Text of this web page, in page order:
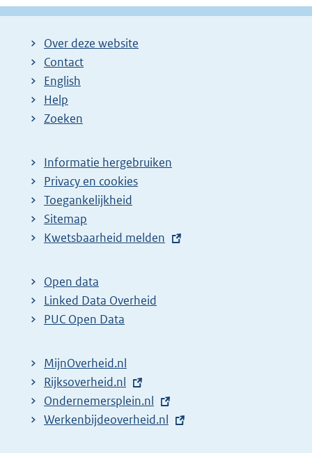
Over deze website
Contact
English
Help
Zoeken
Informatie hergebruiken
Privacy en cookies
Toegankelijkheid
Sitemap
E
t
e
r
l
i
n
k
Kwetsbaarheid melden
Open data
Linked Data Overheid
PUC Open Data
MijnOverheid.nl
E
x
t
Rijksoverheid.nl
E
x
Ondernemersplein.nl
E
Werkenbijdeoverheid.nl